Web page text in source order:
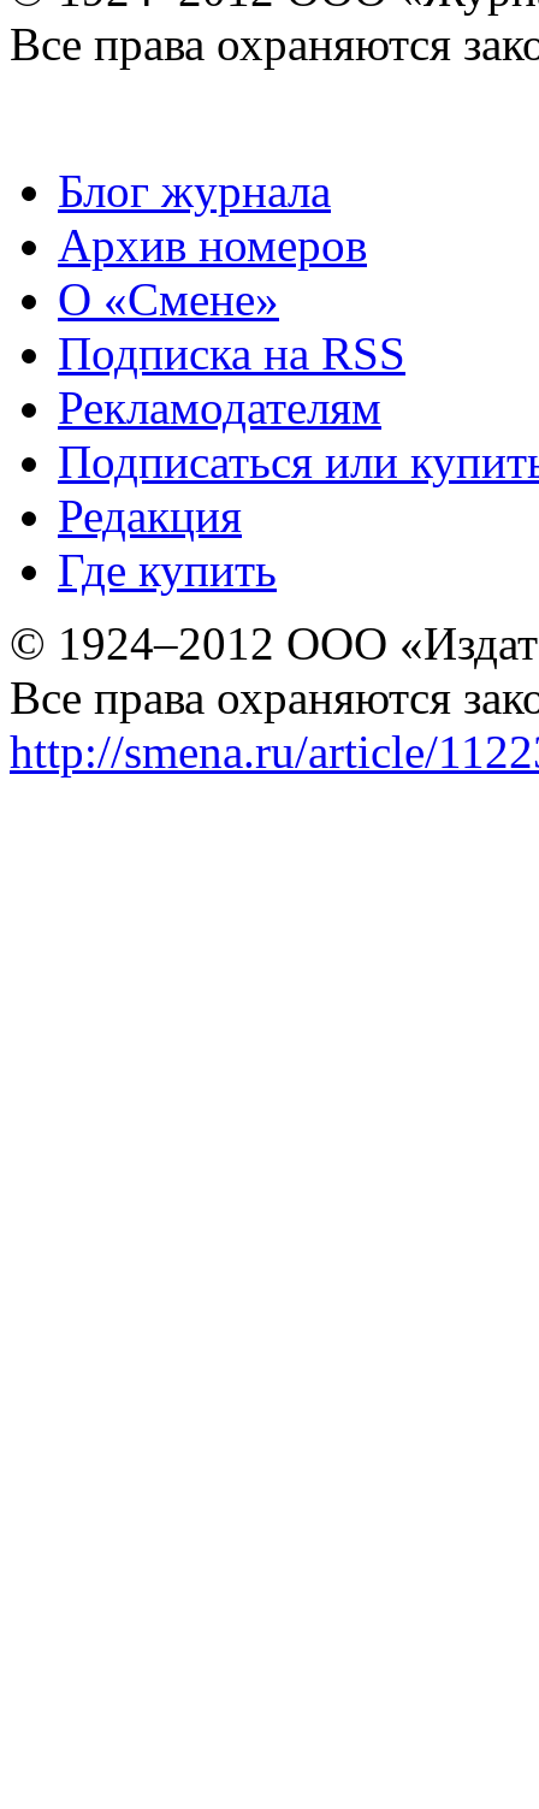
Все права охраняются
Блог журнала
Архив номеров
О «Смене»
Подписка на RSS
Рекламодателям
Подписаться или
Редакция
Где купить
© 1924–2012 ООО
Все права охраняются
http://smena.ru/article/